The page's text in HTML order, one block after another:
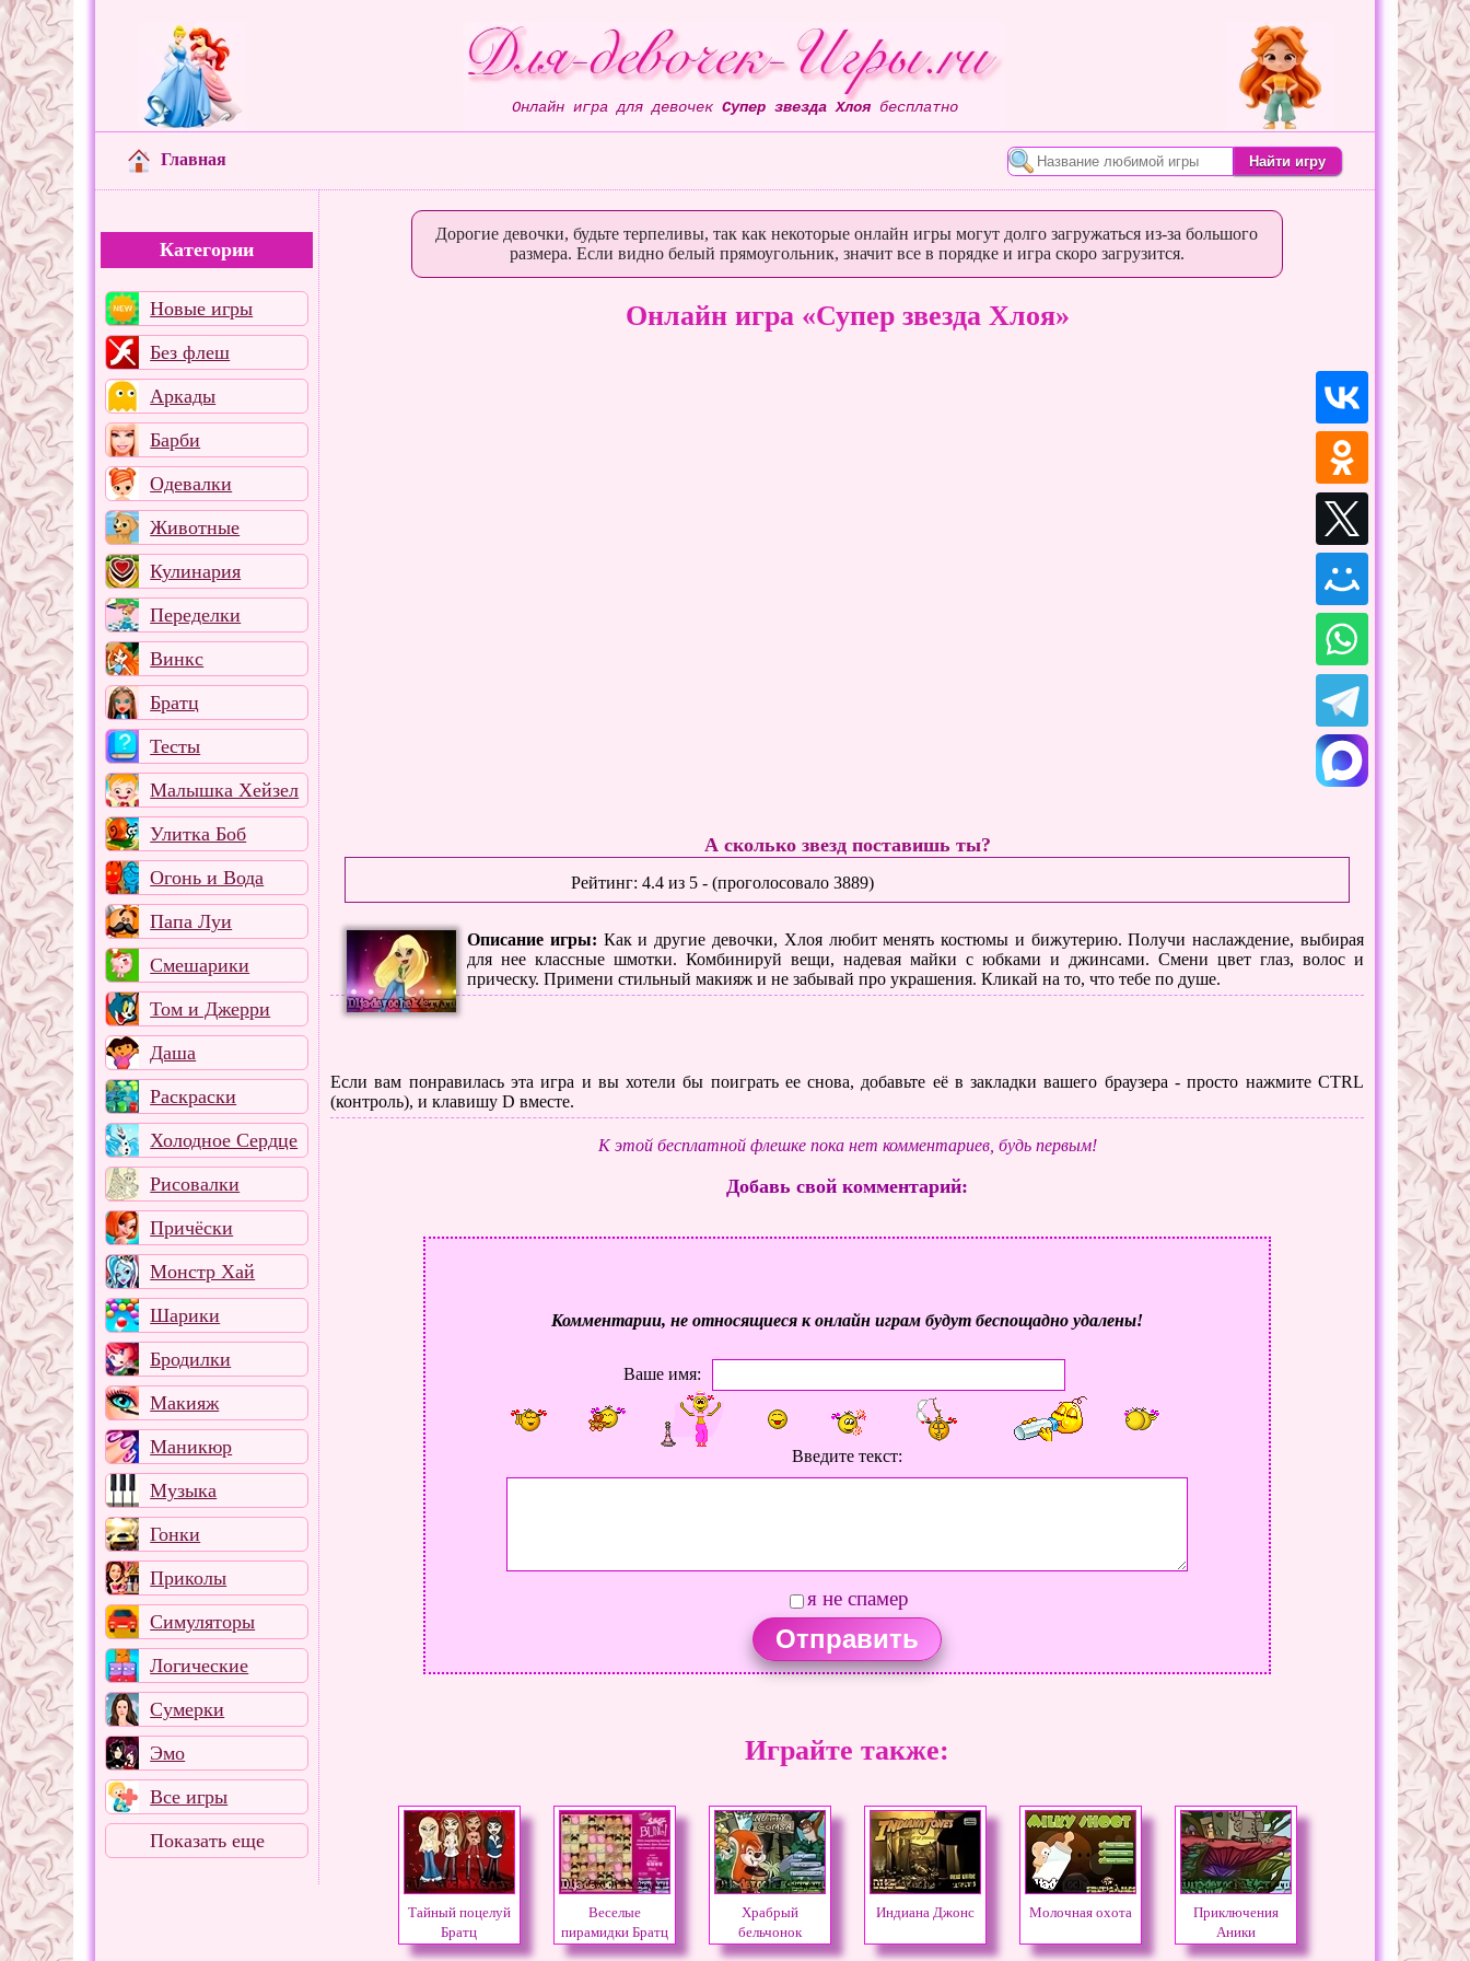
Онлайн игра для девочек Супер звезда Хлоябесплатно
Главная
Категории
Новые игры
Без флеш
Аркады
Барби
Одевалки
Животные
Кулинария
Переделки
Винкс
Братц
Тесты
Малышка Хейзел
Улитка Боб
Огонь и Вода
Папа Луи
Смешарики
Том и Джерри
Даша
Раскраски
Холодное Сердце
Рисовалки
Причёски
Монстр Хай
Шарики
Бродилки
Макияж
Маникюр
Музыка
Гонки
Приколы
Симуляторы
Логические
Сумерки
Эмо
Все игры
Показать еще
Дорогие девочки, будьте терпеливы, так как некоторые онлайн игры могут долго загружаться из-за большого
размера. Если видно белый прямоугольник, значит все в порядке и игра скоро загрузится.
Онлайн игра «Супер звезда Хлоя»
А сколько звезд поставишь ты?
Рейтинг:4.4 из 5 - (проголосовало3889)
Описание игры: Как и другие девочки, Хлоя любит менять костюмы и бижутерию. Получи наслаждение, выбирая
для нее классные шмотки. Комбинируй вещи, надевая майки с юбками и джинсами. Смени цвет глаз, волос и
прическу. Примени стильный макияж и не забывай про украшения. Кликай на то, что тебе по душе.
Если вам понравилась эта игра и вы хотели бы поиграть ее снова, добавьте её в закладки вашего браузера - просто нажмите CTRL
(контроль), и клавишу D вместе.
К этой бесплатной флешке пока нет комментариев, будь первым!
Добавь свой комментарий:
Комментарии, не относящиеся к онлайн играм будут беспощадно удалены!
Ваше имя:
Введите текст:
я не спамер
Играйте также:
Тайный поцелуй
Братц
Веселые
пирамидки Братц
Храбрый
бельчонок
Индиана Джонс Молочная охота
Приключения
Аники